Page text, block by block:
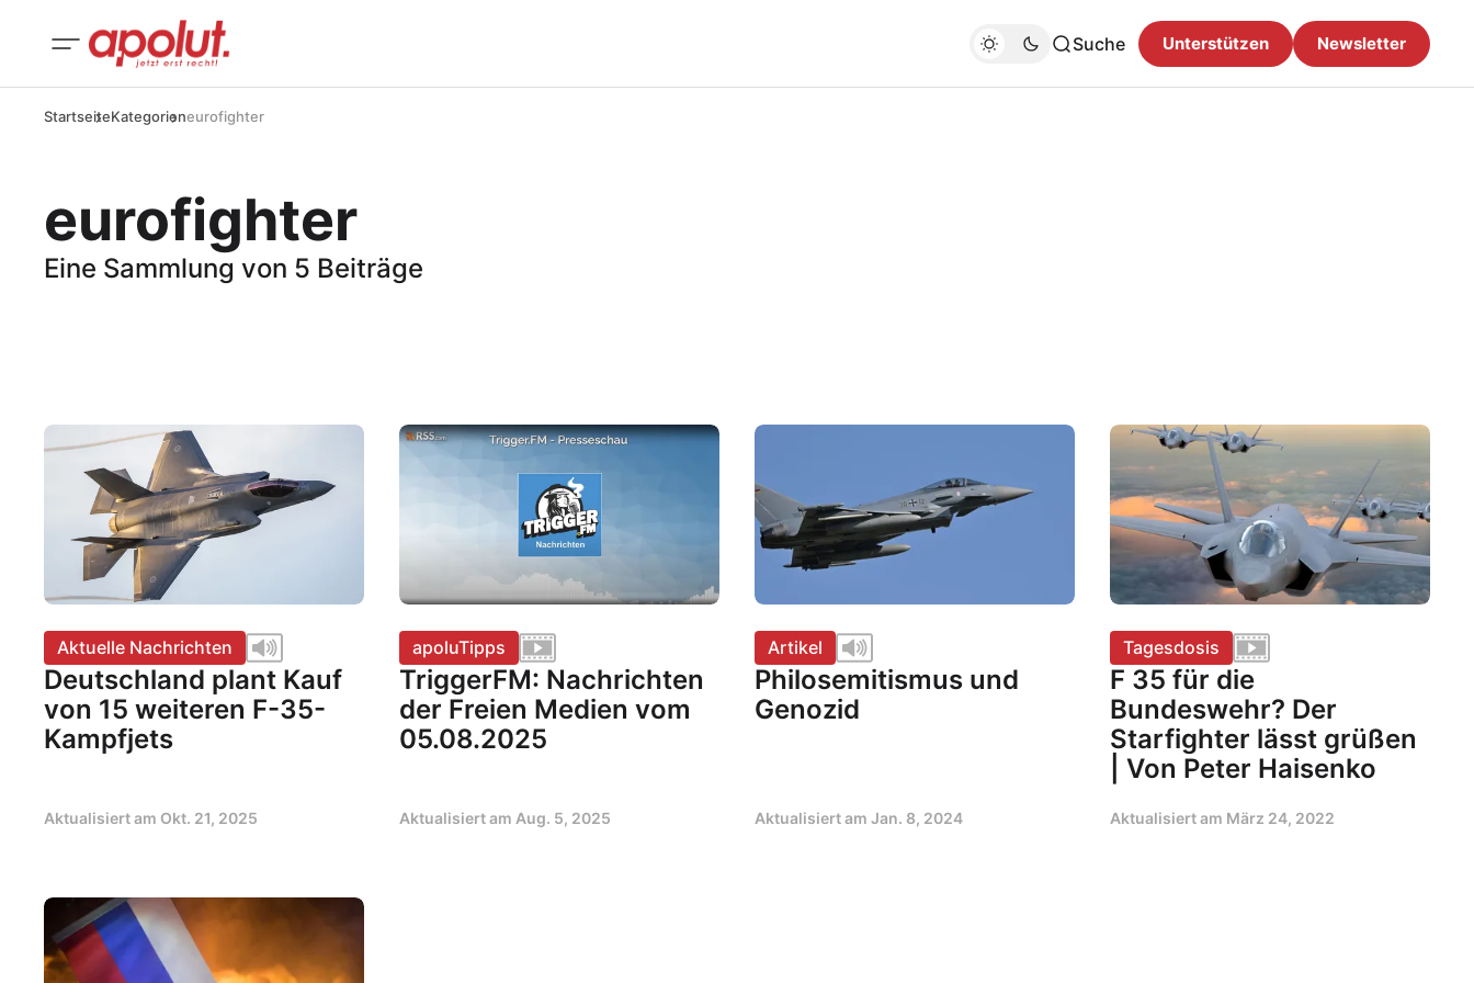
Suche Unterstützen Newsletter
StartseiteKategorieneurofighter
eurofighter
Eine Sammlung von 5 Beiträge
Aktuelle Nachrichten
Deutschland plant Kauf
von 15 weiteren F-35-
Kampfjets
Aktualisiert am Okt. 21, 2025
apoluTipps
TriggerFM: Nachrichten
der Freien Medien vom
05.08.2025
Aktualisiert am Aug. 5, 2025
Artikel
Philosemitismus und
Genozid
Aktualisiert am Jan. 8, 2024
Tagesdosis
F 35 für die
Bundeswehr? Der
Starfighter lässt grüßen
| Von Peter Haisenko
Aktualisiert am März 24, 2022